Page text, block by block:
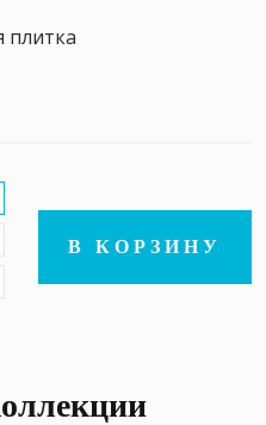
плитка
В КОРЗИНУ